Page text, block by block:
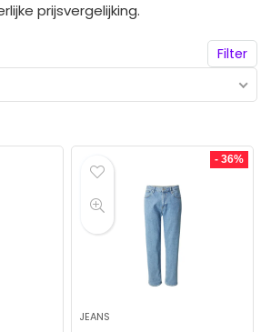
prijsvergelijking.
Filter
- 36%
JEANS